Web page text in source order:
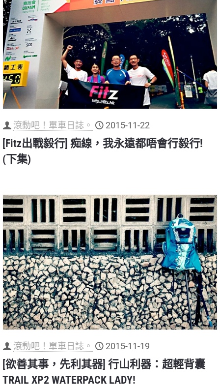
滾動吧！單車日誌。 2015-11-22
[Fitz出戰毅行] 痴線，我永遠都唔會行毅行!
(下集)
滾動吧！單車日誌。 2015-11-19
[欲善其事，先利其器] 行山利器：超輕背囊
TRAIL XP2 WATERPACK LADY!